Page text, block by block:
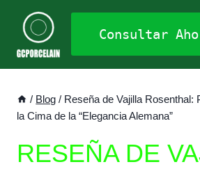
contenido
Consultar
/ Blog / Reseña de Vajilla Rosenthal:
la Cima de la “Elegancia Alemana”
RESEÑA DE